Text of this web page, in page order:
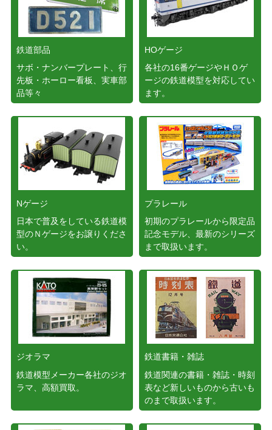
鉄道部品
サボ・ナンバープレート、行
先板・ホーロー看板、実車部
品等々
HOゲージ
各社の16番ゲージやＨＯゲ
ージの鉄道模型を対応してい
ます。
Nゲージ
日本で普及をしている鉄道模
型のＮゲージをお譲りくださ
い。
プラレール
初期のプラレールから限定品
記念モデル、最新のシリーズ
まで取扱います。
ジオラマ
鉄道模型メーカー各社のジオ
ラマ、高額買取。
鉄道書籍・雑誌
鉄道関連の書籍・雑誌・時刻
表など新しいものから古いも
のまで取扱います。